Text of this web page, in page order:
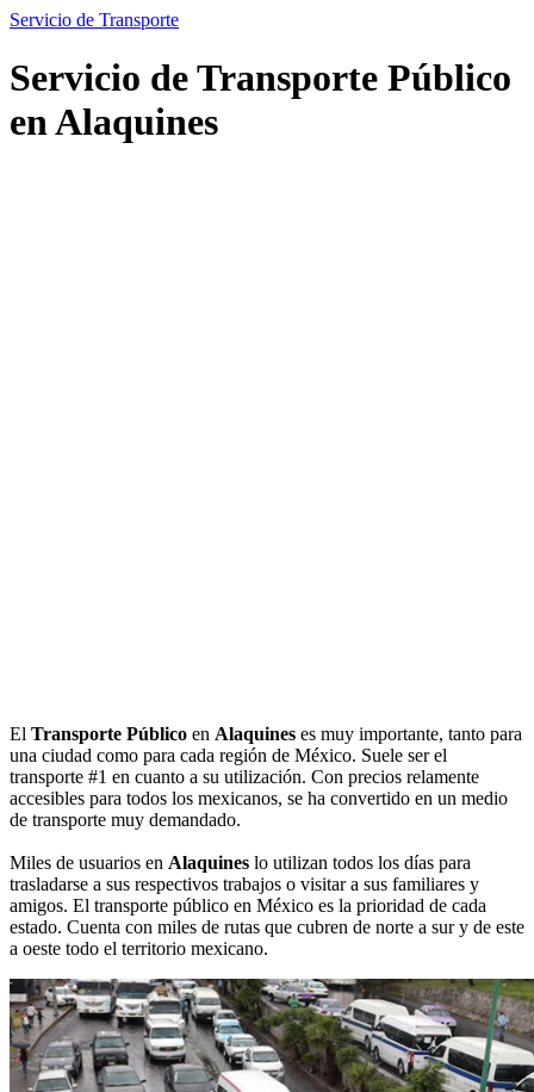
Servicio de Transporte
Servicio de Transporte Público
en Alaquines
El Transporte Público en Alaquines es muy importante, tanto para
una ciudad como para cada región de México. Suele ser el
transporte #1 en cuanto a su utilización. Con precios relamente
accesibles para todos los mexicanos, se ha convertido en un medio
de transporte muy demandado.
Miles de usuarios en Alaquines lo utilizan todos los días para
trasladarse a sus respectivos trabajos o visitar a sus familiares y
amigos. El transporte público en México es la prioridad de cada
estado. Cuenta con miles de rutas que cubren de norte a sur y de este
a oeste todo el territorio mexicano.